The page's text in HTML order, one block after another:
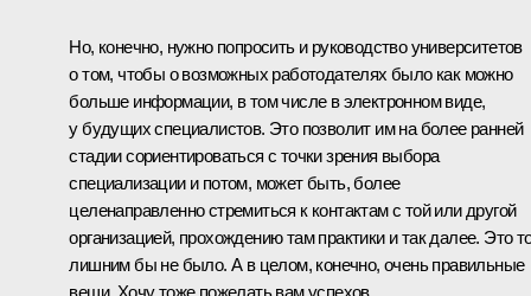
Но, конечно, нужно попросить и руководство университетов
о том, чтобы о возможных работодателях было как можно
больше информации, в том числе в электронном виде,
у будущих специалистов. Это позволит им на более ранней
стадии сориентироваться с точки зрения выбора
специализации и потом, может быть, более
целенаправленно стремиться к контактам с той или другой
организацией, прохождению там практики и так далее. Это
лишним бы не было. А в целом, конечно, очень правильные
вещи. Хочу тоже пожелать вам успехов.